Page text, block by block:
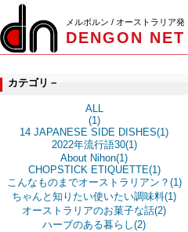
メルボルン / オーストラリア発
DENGON NET
カテゴリ－
ALL
(1)
14 JAPANESE SIDE DISHES(1)
2022年流行語30(1)
About Nihon(1)
CHOPSTICK ETIQUETTE(1)
こんなものまでオーストラリアン？(1)
ちゃんと知りたい使いたい調味料(1)
オーストラリアのお菓子な話(2)
ハーブのある暮らし(2)